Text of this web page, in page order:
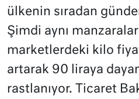
ülkenin sıradan
Şimdi aynı
marketlerdeki kilo
artarak 90 liraya
rastlanıyor. Ticaret